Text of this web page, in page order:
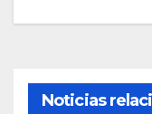
Noticias